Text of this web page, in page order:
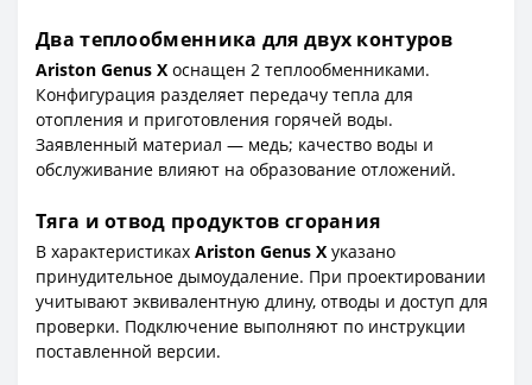
Два теплообменника для двух контуров
Ariston Genus X оснащен 2 теплообменниками.
Конфигурация разделяет передачу тепла для
отопления и приготовления горячей воды.
Заявленный материал — медь; качество воды и
обслуживание влияют на образование отложений.
Тяга и отвод продуктов сгорания
В характеристиках Ariston Genus X указано
принудительное дымоудаление. При проектировании
учитывают эквивалентную длину, отводы и доступ для
проверки. Подключение выполняют по инструкции
поставленной версии.